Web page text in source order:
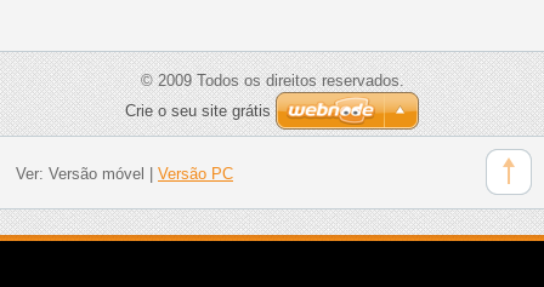
© 2009 Todos os direitos reservados.
Crie o seu site grátis
Ver: Versão móvel Versão PC